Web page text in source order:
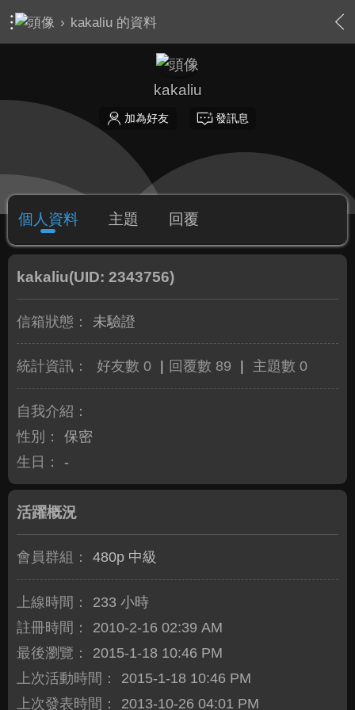
› kakaliu 的資料
kakaliu
加為好友 發訊息
個人資料 主題 回覆
kakaliu(UID: 2343756)
信箱狀態： 未驗證
統計資訊： 好友數 0 回覆數 89 主題數 0
自我介紹：
性別：
保密
生日：
-
活躍概況
會員群組： 480p 中級
上線時間：
233 小時
註冊時間：
2010-2-16 02:39 AM
最後瀏覽：
2015-1-18 10:46 PM
上次活動時間：
2015-1-18 10:46 PM
上次發表時間：
2013-10-26 04:01 PM